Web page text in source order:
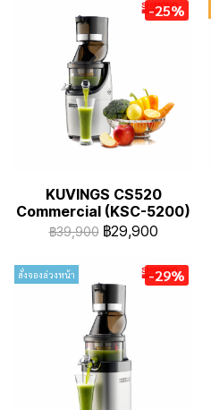
-25%
KUVINGS CS520
Commercial (KSC-5200)
฿39,900 ฿29,900
สั่งจองล่วงหน้า -29%